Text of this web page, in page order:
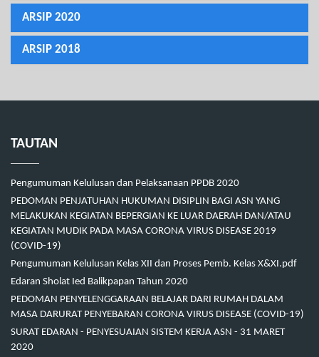
ARSIP 2020
ARSIP 2018
TAUTAN
Pengumuman Kelulusan dan Pelaksanaan PPDB 2020
PEDOMAN PENJATUHAN HUKUMAN DISIPLIN BAGI ASN YANG
MELAKUKAN KEGIATAN BEPERGIAN KE LUAR DAERAH DAN/ATAU
KEGIATAN MUDIK PADA MASA CORONA VIRUS DISEASE 2019
(COVID-19)
Pengumuman Kelulusan Kelas XII dan Proses Pemb. Kelas X&XI.pdf
Edaran Sholat Ied Balikpapan Tahun 2020
PEDOMAN PENYELENGGARAAN BELAJAR DARI RUMAH DALAM
MASA DARURAT PENYEBARAN CORONA VIRUS DISEASE (COVID-19)
SURAT EDARAN - PENYESUAIAN SISTEM KERJA ASN - 31 MARET
2020